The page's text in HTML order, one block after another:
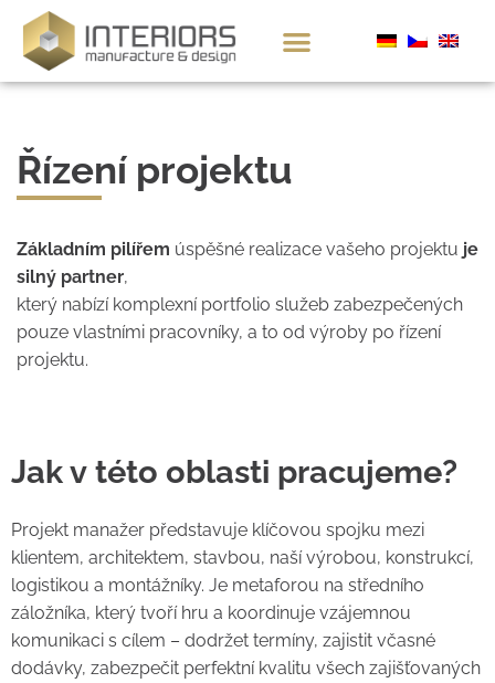
Řízení projektu
Základním pilířem úspěšné realizace vašeho projektu je
silný partner,
který nabízí komplexní portfolio služeb zabezpečených
pouze vlastními pracovníky, a to od výroby po řízení
projektu.
Jak v této oblasti pracujeme?
Projekt manažer představuje klíčovou spojku mezi
klientem, architektem, stavbou, naší výrobou, konstrukcí,
logistikou a montážníky. Je metaforou na středního
záložníka, který tvoří hru a koordinuje vzájemnou
komunikaci s cílem – dodržet termíny, zajistit včasné
dodávky, zabezpečit perfektní kvalitu všech zajišťovaných